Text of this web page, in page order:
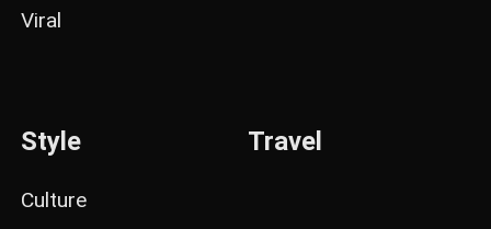
Viral
Style
Culture
Travel